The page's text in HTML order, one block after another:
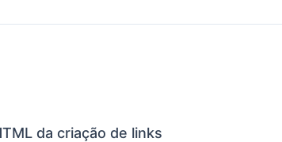
da criação de links